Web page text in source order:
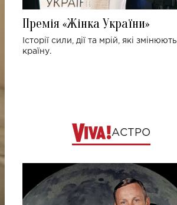
Премія «Жінка України»
Історії сили, дії та мрій, які змінюють
країну.
АСТРО